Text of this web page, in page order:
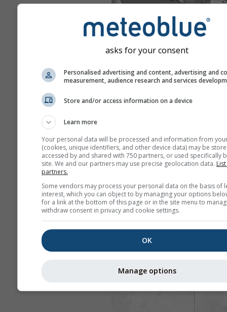
asks for your consent
Personalised advertising and content, advertising and
measurement, audience research and services
Store and/or access information on a device
Learn more
Your personal data will be processed and information from
(cookies, unique identifiers, and other device data) may be
accessed by and shared with 750 partners, or used specifically
site. We and our partners may use precise geolocation data.
partners.
Some vendors may process your personal data on the basis of
interest, which you can object to by managing your options
for a link at the bottom of this page or in the site menu to
withdraw consent in privacy and cookie settings.
OK
Manage options